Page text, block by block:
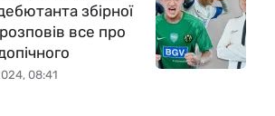
08:41
збірної
все про